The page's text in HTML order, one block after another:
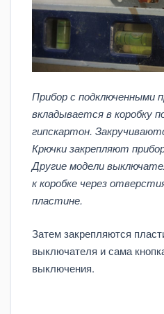
Прибор с подключенными
вкладывается в коробку
гипскартон.
Крючки закрепляют
Другие модели
к коробке через
пластине.
Затем закрепляются
выключателя и сама
выключения.